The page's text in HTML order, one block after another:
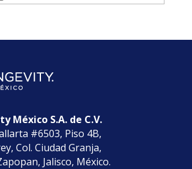
México S.A. de C.V.
#6503, Piso 4B,
Col. Ciudad Granja,
Jalisco, México.